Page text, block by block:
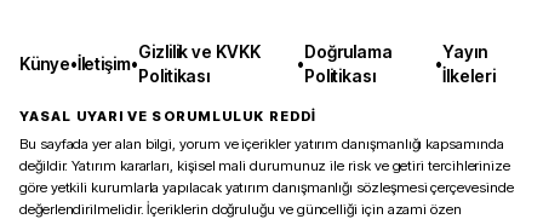
Künye•İletişim•
Gizlilik ve KVKK
Politikası
•
Doğrulama
Politikası
•
Yayın
İlkeleri
YASAL UYARI VE SORUMLULUK REDDİ
Bu sayfada yer alan bilgi, yorum ve içerikler yatırım danışmanlığı kapsamında
değildir. Yatırım kararları, kişisel mali durumunuz ile risk ve getiri tercihlerinize
göre yetkili kurumlarla yapılacak yatırım danışmanlığı sözleşmesi çerçevesinde
değerlendirilmelidir. İçeriklerin doğruluğu ve güncelliği için azami özen